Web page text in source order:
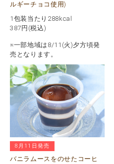
ルギーチョコ使用)
1包装当たり288kcal
387 円(税込)
※一部地域は8/11(火)夕方頃発
売となります。
8月11日発売
バニラムースをのせたコーヒ